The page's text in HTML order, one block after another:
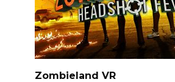
Zombieland VR